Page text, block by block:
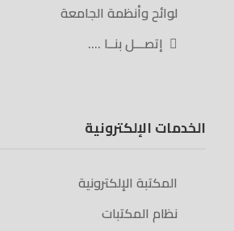
لوائح وأنظمة الجامعة
إتصـــل بنــا ….
الخدمات الإلكترونية
المكتبة الإلكترونية
نظام المكتبات